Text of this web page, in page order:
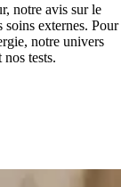
notre avis sur le
soins externes. Pour
notre univers
nos tests.